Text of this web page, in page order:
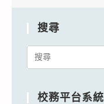
搜尋
Search
校務平台系統